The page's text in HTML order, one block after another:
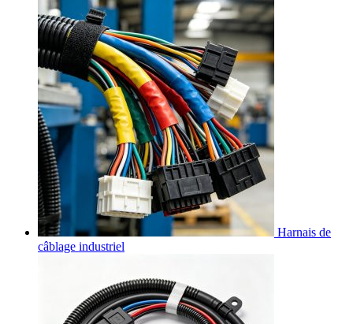
Harnais de
câblage industriel